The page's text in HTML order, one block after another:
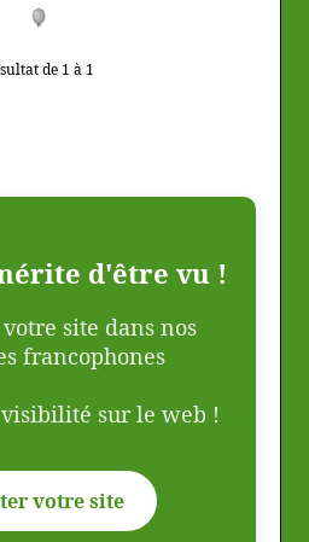
de 1 à 1
d'être vu !
site dans nos
francophones
sur le web !
votre site